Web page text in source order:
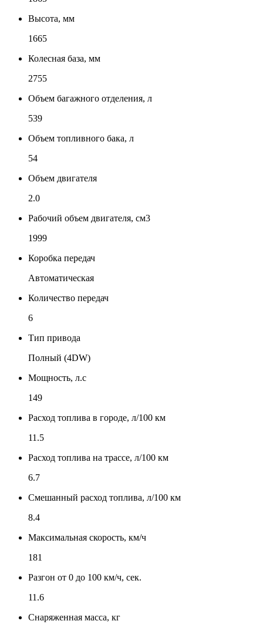
Высота, мм
1665
Колесная база, мм
2755
Объем багажного отделения, л
539
Объем топливного бака, л
54
Объем двигателя
2.0
Рабочий объем двигателя, см3
1999
Коробка передач
Автоматическая
Количество передач
6
Тип привода
Полный (4DW)
Мощность, л.с
149
Расход топлива в городе, л/100 км
11.5
Расход топлива на трассе, л/100 км
6.7
Смешанный расход топлива, л/100 км
8.4
Максимальная скорость, км/ч
181
Разгон от 0 до 100 км/ч, сек.
11.6
Снаряженная масса, кг